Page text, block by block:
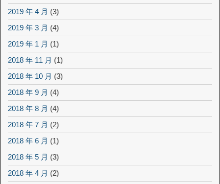
2019 年 4 月 (3)
2019 年 3 月 (4)
2019 年 1 月 (1)
2018 年 11 月 (1)
2018 年 10 月 (3)
2018 年 9 月 (4)
2018 年 8 月 (4)
2018 年 7 月 (2)
2018 年 6 月 (1)
2018 年 5 月 (3)
2018 年 4 月 (2)